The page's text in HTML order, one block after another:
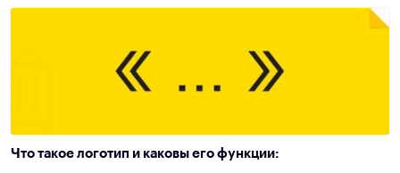
Что такое логотип и каковы его функции: